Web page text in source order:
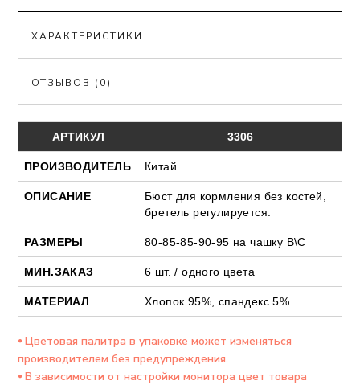
ХАРАКТЕРИСТИКИ
ОТЗЫВОВ (0)
АРТИКУЛ 3306
ПРОИЗВОДИТЕЛЬ Китай
ОПИСАНИЕ
Бюст для кормления без костей,
бретель регулируется.
РАЗМЕРЫ 80-85-85-90-95 на чашку В\С
МИН.ЗАКАЗ 6 шт. / одного цвета
МАТЕРИАЛ Хлопок 95%, спандекс 5%
⦁ Цветовая палитра в упаковке может изменяться
производителем без предупреждения.
⦁ В зависимости от настройки монитора цвет товара